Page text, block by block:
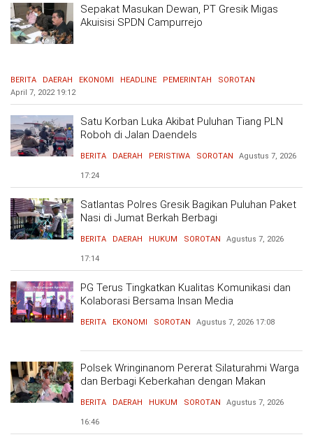
Sepakat Masukan Dewan, PT Gresik Migas
Akuisisi SPDN Campurrejo
BERITA DAERAH EKONOMI HEADLINE PEMERINTAH
SOROTAN
April 7, 2022 19:12
Satu Korban Luka Akibat Puluhan Tiang PLN
Roboh di Jalan Daendels
BERITA DAERAH PERISTIWA SOROTAN Agustus 7, 2026
17:24
Satlantas Polres Gresik Bagikan Puluhan Paket
Nasi di Jumat Berkah Berbagi
BERITA DAERAH HUKUM SOROTAN Agustus 7, 2026
17:14
PG Terus Tingkatkan Kualitas Komunikasi dan
Kolaborasi Bersama Insan Media
BERITA EKONOMI SOROTAN Agustus 7, 2026 17:08
Polsek Wringinanom Pererat Silaturahmi Warga
dan Berbagi Keberkahan dengan Makan
BERITA DAERAH HUKUM SOROTAN Agustus 7, 2026
16:46